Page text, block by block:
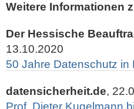
Weitere Informationen
Der Hessische
13.10.2020
50 Jahre Datenschutz in
datensicherheit.de,
Prof. Dieter Kugelmann